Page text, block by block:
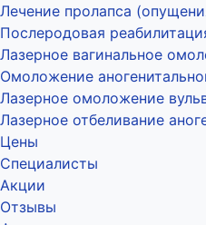
Лечение пролапса
Послеродовая
Лазерное вагинальное
Омоложение
Лазерное омоложение
Лазерное отбеливание
Цены
Специалисты
Акции
Отзывы